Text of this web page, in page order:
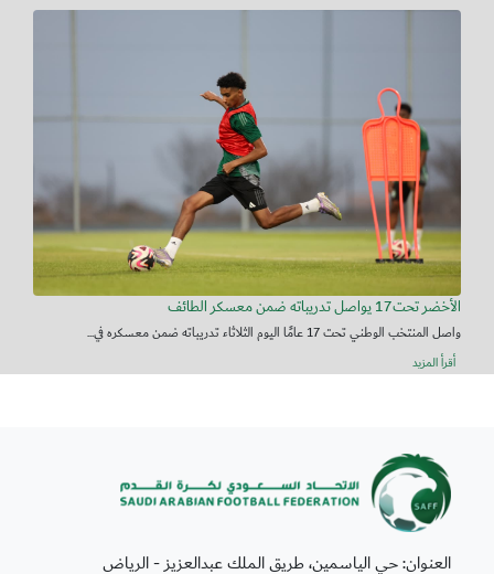
الأخضر تحت17 يواصل تدريباته ضمن معسكر الطائف
واصل المنتخب الوطني تحت 17 عامًا اليوم الثلاثاء تدريباته ضمن معسكره في...
أقرأ المزيد
العنوان: حي الياسمين، طريق الملك عبدالعزيز - الرياض